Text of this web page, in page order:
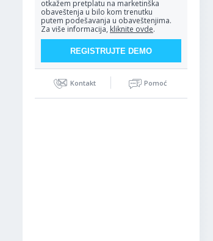
otkažem pretplatu na marketinška
obaveštenja u bilo kom trenutku
putem podešavanja u obaveštenjima.
Za više informacija, kliknite ovde.
Kontakt Pomoć